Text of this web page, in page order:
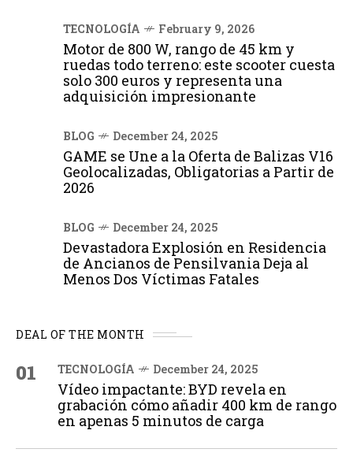
TECNOLOGÍA February 9, 2026
Motor de 800 W, rango de 45 km y
ruedas todo terreno: este scooter cuesta
solo 300 euros y representa una
adquisición impresionante
BLOG December 24, 2025
GAME se Une a la Oferta de Balizas V16
Geolocalizadas, Obligatorias a Partir de
2026
BLOG December 24, 2025
Devastadora Explosión en Residencia
de Ancianos de Pensilvania Deja al
Menos Dos Víctimas Fatales
DEAL OF THE MONTH
01 TECNOLOGÍA December 24, 2025
Vídeo impactante: BYD revela en
grabación cómo añadir 400 km de rango
en apenas 5 minutos de carga